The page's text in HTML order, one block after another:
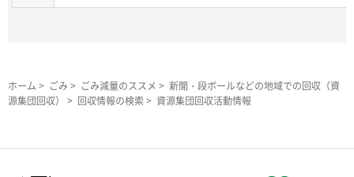
ホーム > ごみ > ごみ減量のススメ > 新聞・段ボールなどの地域での回収（資
源集団回収）
> 回収情報の検索 > 資源集団回収活動情報